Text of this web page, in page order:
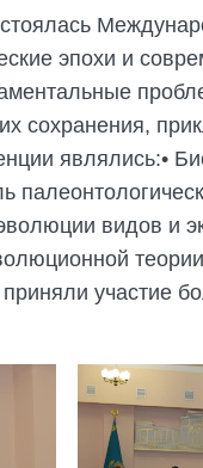
эпохи и
сохранения,
являлись:•
видов и
участие